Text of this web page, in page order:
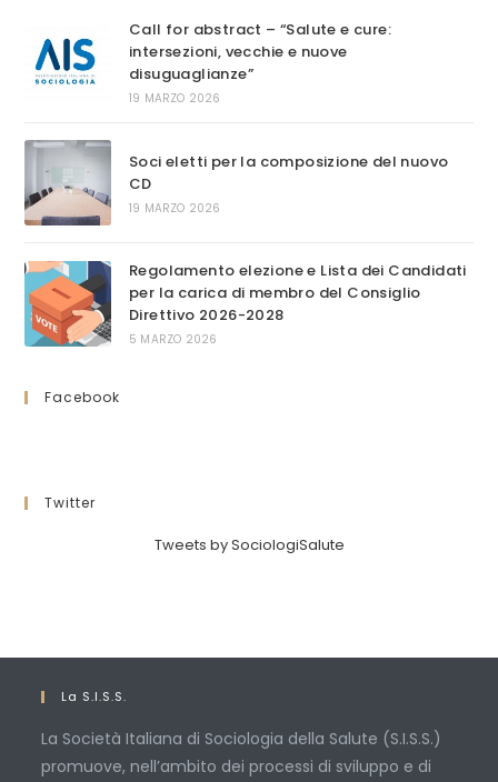
Call for abstract – “Salute e cure:
intersezioni, vecchie e nuove
disuguaglianze”
19 MARZO 2026
Soci eletti per la composizione del nuovo
CD
19 MARZO 2026
Regolamento elezione e Lista dei Candidati
per la carica di membro del Consiglio
Direttivo 2026-2028
5 MARZO 2026
Facebook
Twitter
Tweets by SociologiSalute
La S.I.S.S.
La Società Italiana di Sociologia della Salute (S.I.S.S.)
promuove, nell’ambito dei processi di sviluppo e di